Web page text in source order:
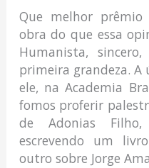
Que melhor
obra do que essa
Humanista,
primeira grandeza. A
ele, na Academia
fomos proferir
de Adonias
escrevendo um
outro sobre Jorge